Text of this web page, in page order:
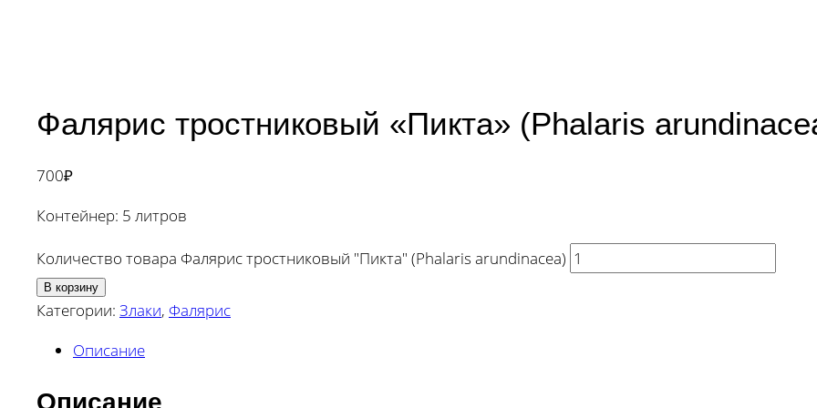
Фалярис тростниковый «Пикта» (Phalaris
700₽
Контейнер: 5 литров
Количество товара Фалярис тростниковый "Пикта" (Phalaris arundinacea)
В корзину
Категории: Злаки, Фалярис
Описание